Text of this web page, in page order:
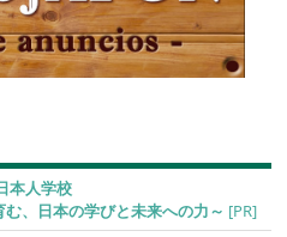
本人学校
む、日本の学びと未来への力～ [PR]